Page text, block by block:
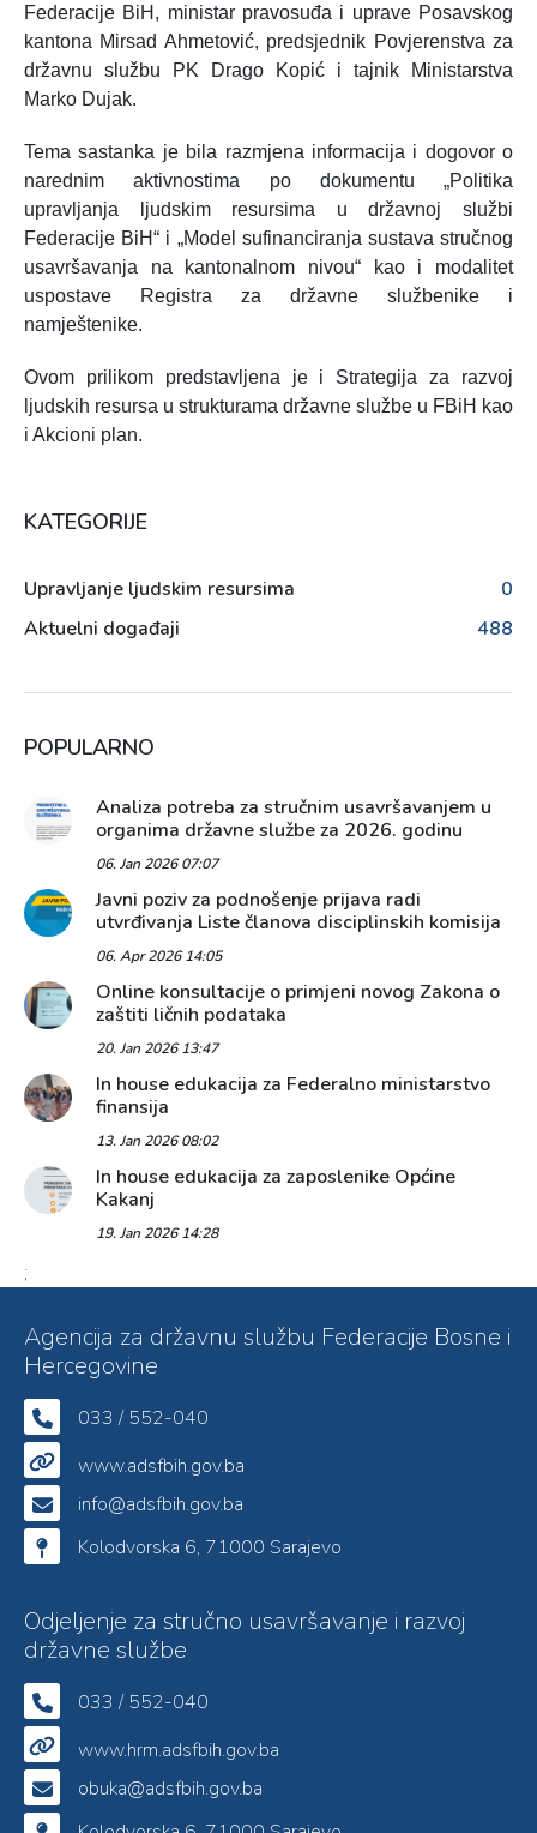
Federacije BiH, ministar pravosuđa i uprave Posavskog
kantona Mirsad Ahmetović, predsjednik Povjerenstva za
državnu službu PK Drago Kopić i tajnik Ministarstva
Marko Dujak.
Tema sastanka je bila razmjena informacija i dogovor o
narednim aktivnostima po dokumentu „Politika
upravljanja ljudskim resursima u državnoj službi
Federacije BiH“ i „Model sufinanciranja sustava stručnog
usavršavanja na kantonalnom nivou“ kao i modalitet
uspostave Registra za državne službenike i
namještenike.
Ovom prilikom predstavljena je i Strategija za razvoj
ljudskih resursa u strukturama državne službe u FBiH kao
i Akcioni plan.
KATEGORIJE
Upravljanje ljudskim resursima
0
Aktuelni događaji
488
POPULARNO
Analiza potreba za stručnim usavršavanjem u
organima državne službe za 2026. godinu
06. Jan 2026 07:07
Javni poziv za podnošenje prijava radi
utvrđivanja Liste članova disciplinskih komisija
06. Apr 2026 14:05
Online konsultacije o primjeni novog Zakona o
zaštiti ličnih podataka
20. Jan 2026 13:47
In house edukacija za Federalno ministarstvo
finansija
13. Jan 2026 08:02
In house edukacija za zaposlenike Općine
Kakanj
19. Jan 2026 14:28
;
Agencija za državnu službu Federacije Bosne i
Hercegovine
033 / 552-040
www.adsfbih.gov.ba
info@adsfbih.gov.ba
Kolodvorska 6, 71000 Sarajevo
Odjeljenje za stručno usavršavanje i razvoj
državne službe
033 / 552-040
www.hrm.adsfbih.gov.ba
obuka@adsfbih.gov.ba